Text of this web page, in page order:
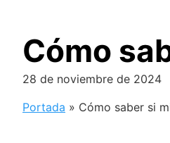
Cómo
28 de noviembre de 2024
Portada » Cómo saber si